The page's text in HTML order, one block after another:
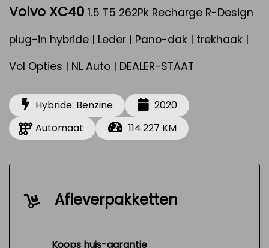
Volvo XC40 1.5 T5 262Pk Recharge R-Design
plug-in hybride | Leder | Pano-dak | trekhaak |
Vol Opties | NL Auto | DEALER-STAAT
Hybride: Benzine
2020
Automaat
114.227 KM
Afleverpakketten
Koops huis-garantie